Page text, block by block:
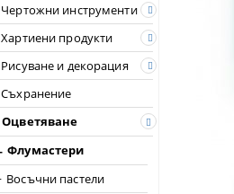
Чертожни инструменти
Хартиени продукти
Рисуване и декорация
Съхранение
Оцветяване
Флумастери
Восъчни пастели